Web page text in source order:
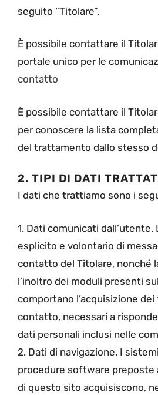
seguito “Titolare”.
È possibile contattare il
portale unico per le
contatto
È possibile contattare il
per conoscere la lista
del trattamento dallo stesso
2. TIPI DI DATI
I dati che trattiamo sono i
1. Dati comunicati dall’utente.
esplicito e volontario di
contatto del Titolare, nonché
l’inoltro dei moduli presenti
comportano l’acquisizione
contatto, necessari a
dati personali inclusi nelle
2. Dati di navigazione. I
procedure software preposte
di questo sito acquisiscono,